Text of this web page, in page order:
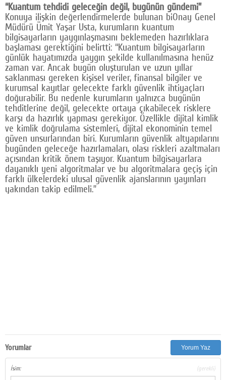
“Kuantum tehdidi geleceğin değil, bugünün gündemi”
Konuya ilişkin değerlendirmelerde bulunan biOnay Genel
Müdürü Ümit Yaşar Usta, kurumların kuantum
bilgisayarların yaygınlaşmasını beklemeden hazırlıklara
başlaması gerektiğini belirtti: “Kuantum bilgisayarların
günlük hayatımızda yaygın şekilde kullanılmasına henüz
zaman var. Ancak bugün oluşturulan ve uzun yıllar
saklanması gereken kişisel veriler, finansal bilgiler ve
kurumsal kayıtlar gelecekte farklı güvenlik ihtiyaçları
doğurabilir. Bu nedenle kurumların yalnızca bugünün
tehditlerine değil, gelecekte ortaya çıkabilecek risklere
karşı da hazırlık yapması gerekiyor. Özellikle dijital kimlik
ve kimlik doğrulama sistemleri, dijital ekonominin temel
güven unsurlarından biri. Kurumların güvenlik altyapılarını
bugünden geleceğe hazırlamaları, olası riskleri azaltmaları
açısından kritik önem taşıyor. Kuantum bilgisayarlara
dayanıklı yeni algoritmalar ve bu algoritmalara geçiş için
farklı ülkelerdeki ulusal güvenlik ajanslarının yayınları
yakından takip edilmeli.”
Yorumlar Yorum Yaz
İsim: (gerekli)